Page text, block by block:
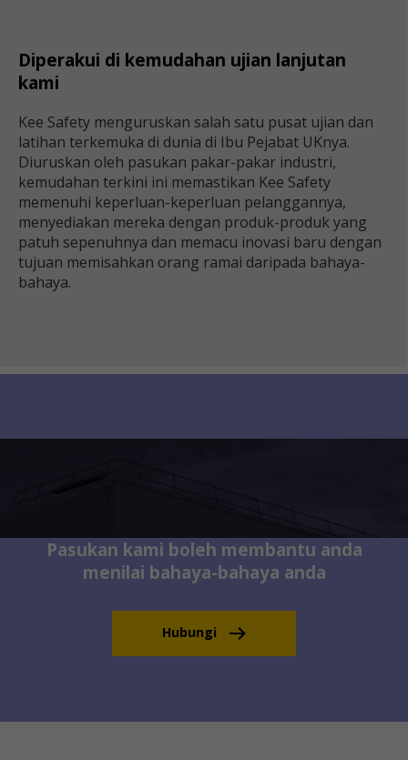
Diperakui di kemudahan ujian lanjutan
kami
Kee Safety menguruskan salah satu pusat ujian dan
latihan terkemuka di dunia di Ibu Pejabat UKnya.
Diuruskan oleh pasukan pakar-pakar industri,
kemudahan terkini ini memastikan Kee Safety
memenuhi keperluan-keperluan pelanggannya,
menyediakan mereka dengan produk-produk yang
patuh sepenuhnya dan memacu inovasi baru dengan
tujuan memisahkan orang ramai daripada bahaya-
bahaya.
Pasukan kami boleh membantu anda
menilai bahaya-bahaya anda
Hubungi